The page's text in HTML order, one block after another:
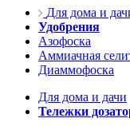
Для дома и
Удобрения
Азофоска
Аммиачная
Диаммофоска
Для дома и дачи
Тележки